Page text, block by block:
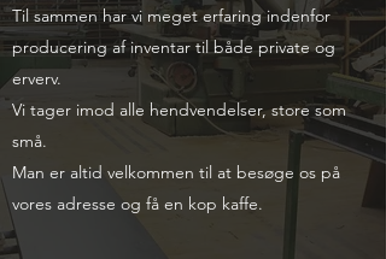
Til sammen har vi meget erfaring indenfor
producering af inventar til både private og
erverv.
Vi tager imod alle hendvendelser, store som
små.
Man er altid velkommen til at besøge os på
vores adresse og få en kop kaffe.